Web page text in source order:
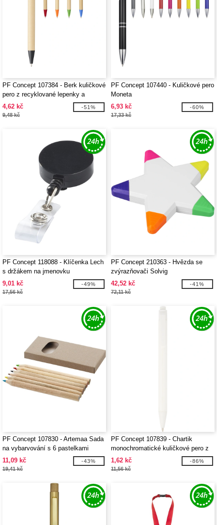
PF Concept 107384 - Berk kuličkové
pero z recyklované lepenky a
kukuřičného plastu
4,62 kč
9,48 kč
-51%
PF Concept 107440 - Kuličkové pero
Moneta
6,93 kč
17,33 kč
-60%
PF Concept 118088 - Klíčenka Lech
s držákem na jmenovku
9,01 kč
17,56 kč
-49%
PF Concept 210363 - Hvězda se
zvýrazňovači Solvig
42,52 kč
72,11 kč
-41%
PF Concept 107830 - Artemaa Sada
na vybarvování s 6 pastelkami
11,09 kč
19,41 kč
-43%
PF Concept 107839 - Chartik
monochromatické kuličkové pero z
recyklovaného papíru s matným
povrchem
1,62 kč
11,56 kč
-86%